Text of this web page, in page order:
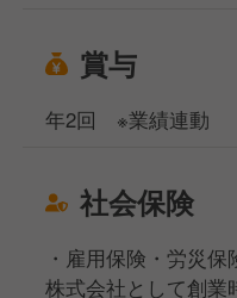
賞与
年2回 ※業績連動
社会保険
・雇用保険・労災
株式会社として創業